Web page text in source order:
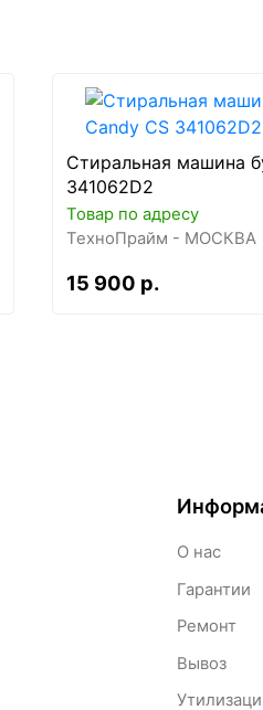
Стиральная машина
341062D2
Товар по адресу
ТехноПрайм - МОСКВА
15 900 р.
О нас
Гарантии
Ремонт
Вывоз